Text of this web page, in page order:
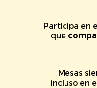
Participa en
que
Mesas
incluso en